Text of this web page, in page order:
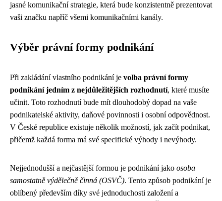
jasné komunikační strategie, která bude konzistentně prezentovat
vaši značku napříč všemi komunikačními kanály.
Výběr právní formy podnikání
Při zakládání vlastního podnikání je volba právní formy
podnikání jedním z nejdůležitějších rozhodnutí, které musíte
učinit. Toto rozhodnutí bude mít dlouhodobý dopad na vaše
podnikatelské aktivity, daňové povinnosti i osobní odpovědnost.
V České republice existuje několik možností, jak začít podnikat,
přičemž každá forma má své specifické výhody i nevýhody.
Nejjednodušší a nejčastější formou je podnikání jako osoba
samostatně výdělečně činná (OSVČ). Tento způsob podnikání je
oblíbený především díky své jednoduchosti založení a